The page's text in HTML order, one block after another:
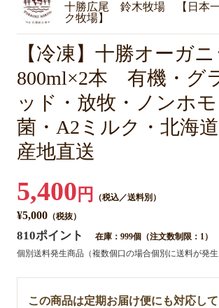
十勝広尾 鈴木牧場 【日本一
ク牧場】
【冷凍】十勝オーガ
800ml×2本 有機・グ
ッド・放牧・ノンホ
菌・A2ミルク・北海道
産地直送
5,400 円 （税込／送料別）
¥5,000（税抜）
810ポイント
在庫：999個（注文数制限：1）
個別送料発生商品（複数個口の場合個別に送料が発生
この商品は定期お届け便にも対応して